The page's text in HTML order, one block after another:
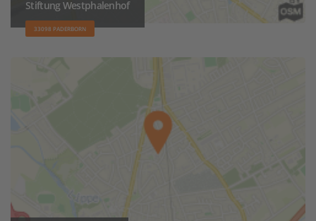
Stiftung Westphalenhof
33098 PADERBORN